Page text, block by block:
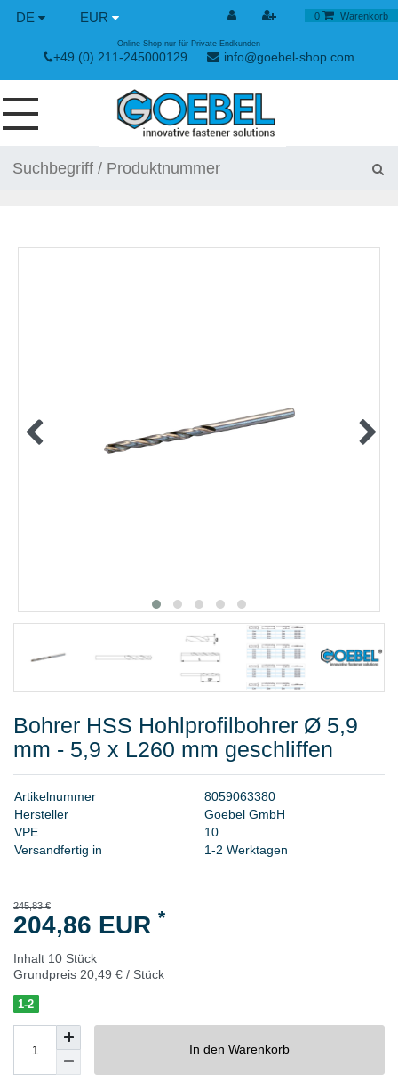
DE EUR 0 Warenkorb
+49 (0) 211-245000129 info@goebel-shop.com
Online Shop nur für Private Endkunden
SCHRAUBEN
KLEBEN UND DICHTEN
FAQ - Häufig gestellte Fragen
Bohrer HSS Hohlprofilbohrer Ø 5,9
mm - 5,9 x L260 mm geschliffen
Artikelnummer 8059063380
Hersteller Goebel GmbH
VPE 10
Versandfertig in
1-2 Werktagen
245,83 €
204,86 EUR *
Inhalt 10 Stück
Grundpreis 20,49 € / Stück
1-2
In den Warenkorb